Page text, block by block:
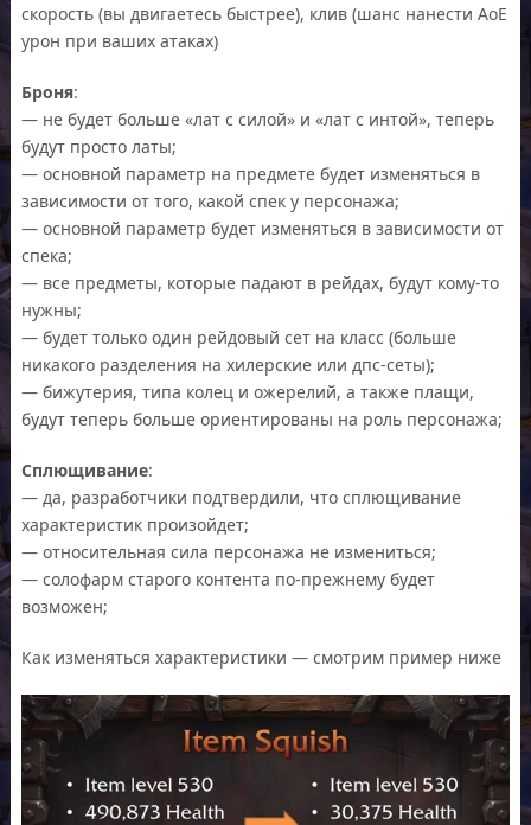
скорость (вы двигаетесь быстрее), клив (шанс нанести АоЕ
урон при ваших атаках)
Броня:
— не будет больше «лат с силой» и «лат с интой», теперь
будут просто латы;
— основной параметр на предмете будет изменяться в
зависимости от того, какой спек у персонажа;
— основной параметр будет изменяться в зависимости от
спека;
— все предметы, которые падают в рейдах, будут кому-то
нужны;
— будет только один рейдовый сет на класс (больше
никакого разделения на хилерские или дпс-сеты);
— бижутерия, типа колец и ожерелий, а также плащи,
будут теперь больше ориентированы на роль персонажа;
Сплющивание:
— да, разработчики подтвердили, что сплющивание
характеристик произойдет;
— относительная сила персонажа не измениться;
— солофарм старого контента по-прежнему будет
возможен;
Как изменяться характеристики — смотрим пример ниже